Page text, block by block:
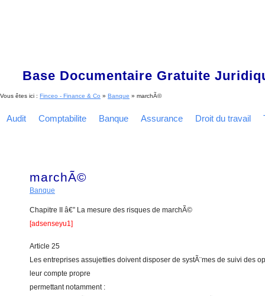
Base Documentaire Gratuite
Vous êtes ici : Finceo - Finance & Co » Banque » marchÃ©
Audit Comptabilite Banque Assurance Droit du travail
marchÃ©
Banque
Chapitre II â€” La mesure des risques de marchÃ©
[adsenseyu1]
Article 25
Les entreprises assujetties doivent disposer de systÃ¨mes de suivi des
leur compte propre
permettant notamment :